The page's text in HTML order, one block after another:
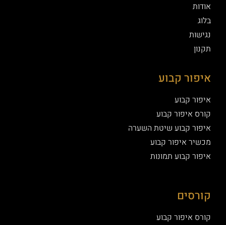
אודות
בלוג
נגישות
תקנון
איפור קבוע
איפור קבוע
קורס איפור קבוע
איפור קבוע שיטת השערה
מכשיר איפור קבוע
איפור קבוע תמונות
קורסים
קורס איפור קבוע